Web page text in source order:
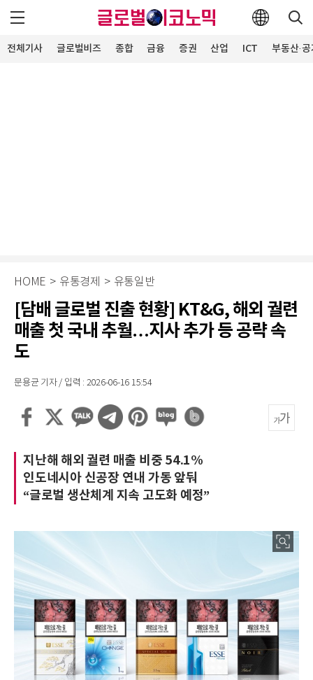
전체기사 글로벌비즈 종합 금융 증권 산업 ICT 부동산·
HOME > 유통경제 > 유통일반
[담배 글로벌 진출 현황] KT&G, 해외 궐련
매출 첫 국내 추월…지사 추가 등 공략 속
도
문용균 기자 / 입력 : 2026-06-16 15:54
지난해 해외 궐련 매출 비중 54.1%
인도네시아 신공장 연내 가동 앞둬
“글로벌 생산체계 지속 고도화 예정”